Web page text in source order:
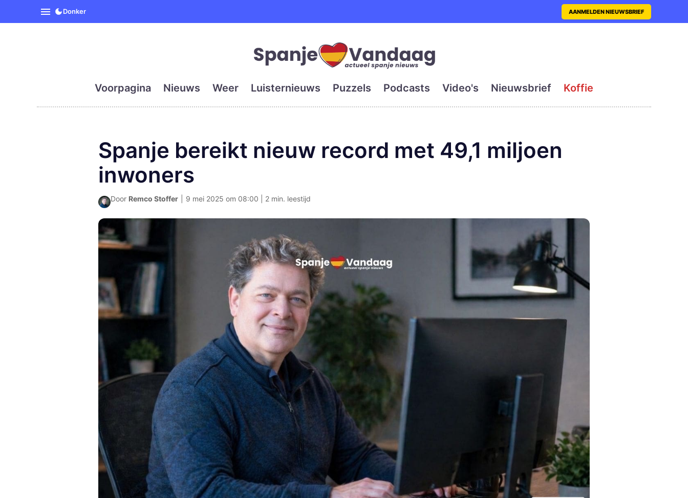
SpanjeVandaag is de eerste en grootste digitale krant met actueel en
Donker AANMELDEN NIEUWSBRIEF
Voorpagina Nieuws Weer Luisternieuws Puzzels Podcasts Video's Nieuwsbrief Koffie
Spanje bereikt nieuw record met 49,1 miljoen
inwoners
Door Remco Stoffer 9 mei 2025 om 08:00 | 2 min. leestijd